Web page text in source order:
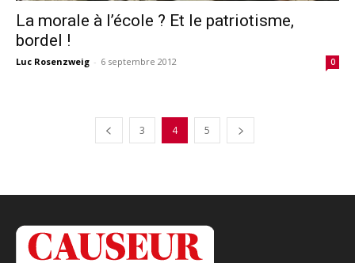
La morale à l’école ? Et le patriotisme,
bordel !
Luc Rosenzweig - 6 septembre 2012 0
3 4 5